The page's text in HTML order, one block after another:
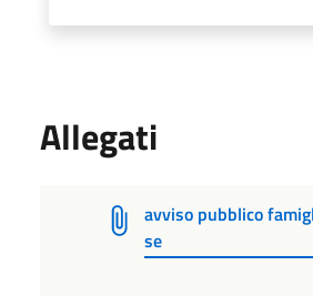
Allegati
avviso pubblico
se